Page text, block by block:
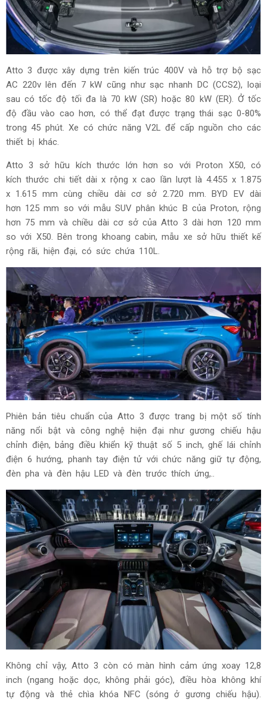
Atto 3 được xây dựng trên kiến trúc 400V và hỗ trợ bộ sạc
AC 220v lên đến 7 kW cũng như sạc nhanh DC (CCS2), loại
sau có tốc độ tối đa là 70 kW (SR) hoặc 80 kW (ER). Ở tốc
độ đầu vào cao hơn, có thể đạt được trạng thái sạc 0-80%
trong 45 phút. Xe có chức năng V2L để cấp nguồn cho các
thiết bị khác.
Atto 3 sở hữu kích thước lớn hơn so với Proton X50, có
kích thước chi tiết dài x rộng x cao lần lượt là 4.455 x 1.875
x 1.615 mm cùng chiều dài cơ sở 2.720 mm. BYD EV dài
hơn 125 mm so với mẫu SUV phân khúc B của Proton, rộng
hơn 75 mm và chiều dài cơ sở của Atto 3 dài hơn 120 mm
so với X50. Bên trong khoang cabin, mẫu xe sở hữu thiết kế
rộng rãi, hiện đại, có sức chứa 110L.
Phiên bản tiêu chuẩn của Atto 3 được trang bị một số tính
năng nổi bật và công nghệ hiện đại như gương chiếu hậu
chỉnh điện, bảng điều khiển kỹ thuật số 5 inch, ghế lái chỉnh
điện 6 hướng, phanh tay điện tử với chức năng giữ tự động,
đèn pha và đèn hậu LED và đèn trước thích ứng,..
Không chỉ vậy, Atto 3 còn có màn hình cảm ứng xoay 12,8
inch (ngang hoặc dọc, không phải góc), điều hòa không khí
tự động và thẻ chìa khóa NFC (sóng ở gương chiếu hậu).